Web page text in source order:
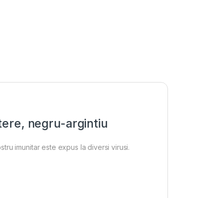
negru-argintiu
imunitar este expus la diversi virusi.